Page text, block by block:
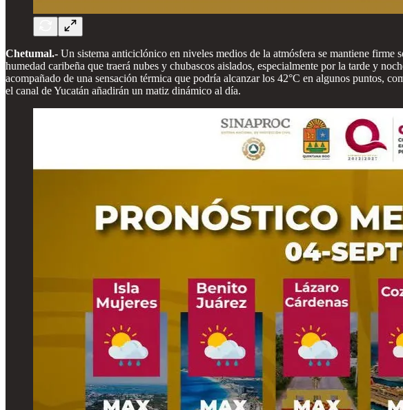
Chetumal.- Un sistema anticiclónico en niveles medios de la atmósfera se mantiene
humedad caribeña que traerá nubes y chubascos aislados, especialmente por la tarde y
acompañado de una sensación térmica que podría alcanzar los 42°C en algunos puntos,
el canal de Yucatán añadirán un matiz dinámico al día.